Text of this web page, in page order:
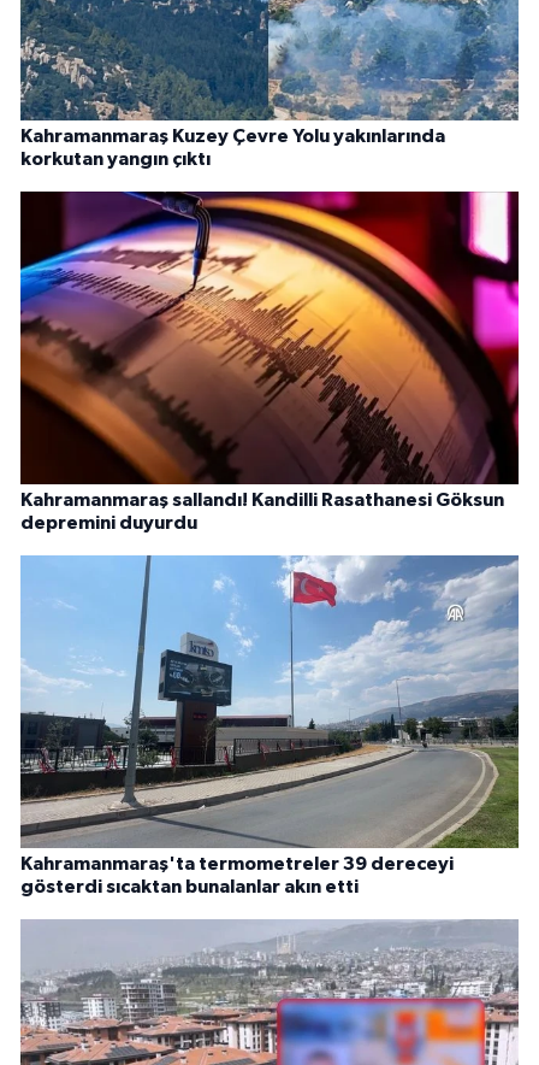
Kahramanmaraş Kuzey Çevre Yolu yakınlarında
korkutan yangın çıktı
Kahramanmaraş sallandı! Kandilli Rasathanesi Göksun
depremini duyurdu
Kahramanmaraş'ta termometreler 39 dereceyi
gösterdi sıcaktan bunalanlar akın etti